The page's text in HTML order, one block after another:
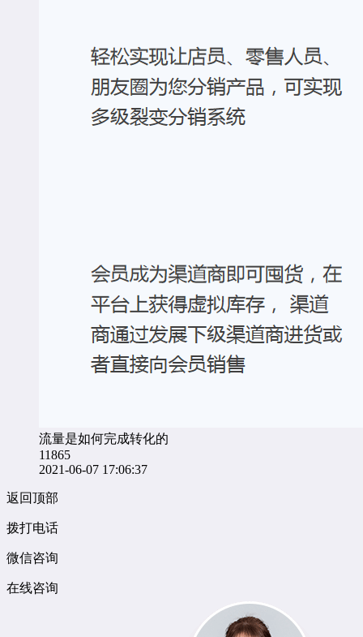
流量是如何完成转化的
11865
2021-06-07 17:06:37
返回顶部
拨打电话
微信咨询
在线咨询